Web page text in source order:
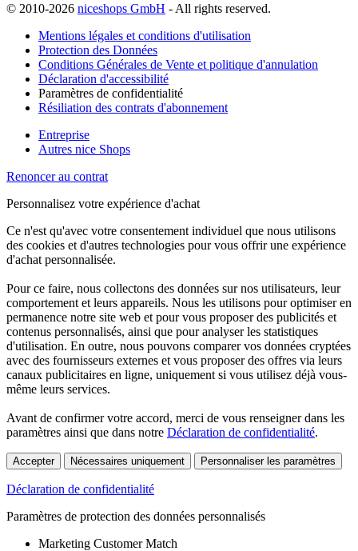
© 2010-2026 niceshops GmbH - All rights reserved.
Mentions légales et conditions d'utilisation
Protection des Données
Conditions Générales de Vente et politique d'annulation
Déclaration d'accessibilité
Paramètres de confidentialité
Résiliation des contrats d'abonnement
Entreprise
Autres nice Shops
Renoncer au contrat
Personnalisez votre expérience d'achat
Ce n'est qu'avec votre consentement individuel que nous utilisons
des cookies et d'autres technologies pour vous offrir une expérience
d'achat personnalisée.
Pour ce faire, nous collectons des données sur nos utilisateurs, leur
comportement et leurs appareils. Nous les utilisons pour optimiser en
permanence notre site web et pour vous proposer des publicités et
contenus personnalisés, ainsi que pour analyser les statistiques
d'utilisation. En outre, nous pouvons comparer vos données cryptées
avec des fournisseurs externes et vous proposer des offres via leurs
canaux publicitaires en ligne, uniquement si vous utilisez déjà vous-
même leurs services.
Avant de confirmer votre accord, merci de vous renseigner dans les
paramètres ainsi que dans notre Déclaration de confidentialité.
Accepter Nécessaires uniquement Personnaliser les paramètres
Déclaration de confidentialité
Paramètres de protection des données personnalisés
Marketing Customer Match